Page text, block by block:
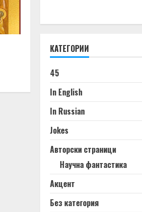
КАТЕГОРИИ
45
In English
In Russian
Jokes
Авторски страници
Научна фантастика
Акцент
Без категория